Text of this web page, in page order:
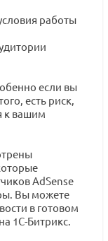
работы
если вы
есть риск,
к вашим
AdSense
Вы можете
в готовом
1С-Битрикс.